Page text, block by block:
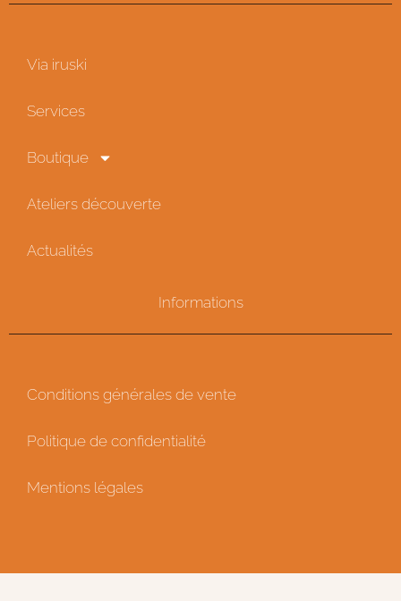
Via iruski
Services
Boutique
Ateliers découverte
Actualités
Informations
Conditions générales de vente
Politique de confidentialité
Mentions légales